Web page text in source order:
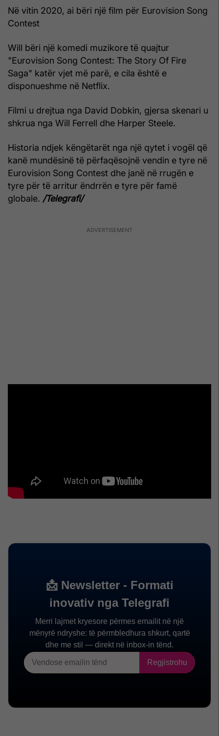
Në vitin 2020, ai bëri një film për Eurovision Song
Contest
Will bëri një komedi muzikore të quajtur
"Eurovision Song Contest: The Story Of Fire
Saga" katër vjet më parë, e cila është e
disponueshme në Netflix.
Filmi u drejtua nga David Dobkin, gjersa skenari u
shkrua nga Will Ferrell dhe Harper Steele.
Historia ndjek këngëtarët nga një qytet i vogël që
kanë mundësinë të përfaqësojnë vendin e tyre në
Eurovision Song Contest dhe janë në rrugën e
tyre për të arritur ëndrrën e tyre për famë
globale. /Telegrafi/